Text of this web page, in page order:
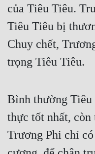
Cổ Đại
Du Hí
Dã Sử
Dị Giới
của Tiêu Tiêu.
Tiêu Tiêu bị
Chuy chết,
trọng Tiêu Tiêu.
Bình thường Tiêu
thực tốt nhất,
Trương Phi chỉ